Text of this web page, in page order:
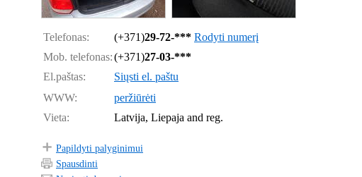
Telefonas: (+371)29-72-*** Rodyti numerį
Mob. telefonas:(+371)27-03-***
El.paštas:
Siųsti el. paštu
WWW:
peržiūrėti
Vieta:
Latvija, Liepaja and reg.
Papildyti palyginimui
Spausdinti